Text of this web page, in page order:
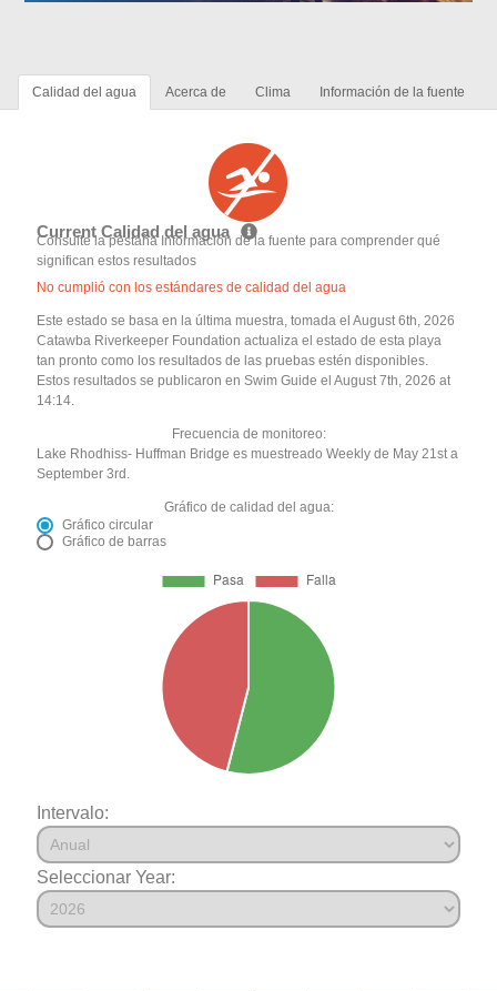
Calidad del agua Acerca de Clima Información de la fuente
Current Calidad del agua
Consulte la pestaña Información de la fuente para comprender qué
significan estos resultados
No cumplió con los estándares de calidad del agua
Este estado se basa en la última muestra, tomada el August 6th, 2026
Catawba Riverkeeper Foundation actualiza el estado de esta playa
tan pronto como los resultados de las pruebas estén disponibles.
Estos resultados se publicaron en Swim Guide el August 7th, 2026 at
14:14.
Frecuencia de monitoreo:
Lake Rhodhiss- Huffman Bridge es muestreado Weekly de May 21st a
September 3rd.
Gráfico de calidad del agua:
Gráfico circular
Gráfico de barras
Intervalo:
Seleccionar Year: